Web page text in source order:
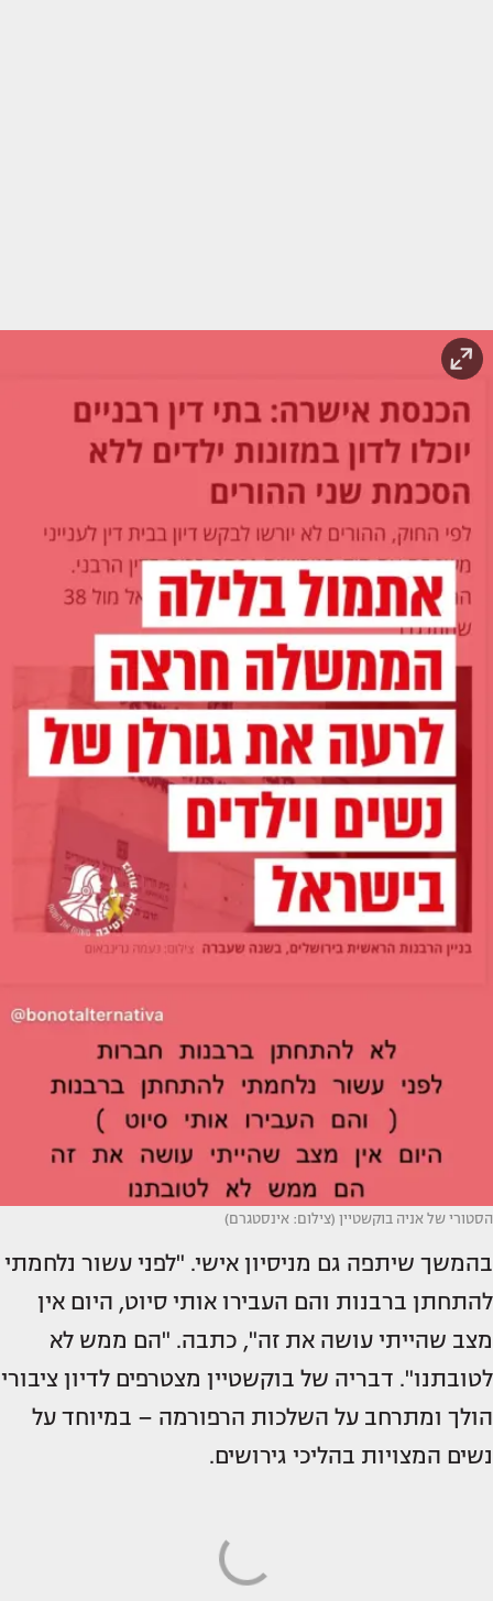
הסטורי של אניה בוקשטיין (צילום: אינסטגרם)
בהמשך שיתפה גם מניסיון אישי. "לפני עשור נלחמתי
להתחתן ברבנות והם העבירו אותי סיוט, היום אין
מצב שהייתי עושה את זה", כתבה. "הם ממש לא
לטובתנו". דבריה של בוקשטיין מצטרפים לדיון ציבורי
הולך ומתרחב על השלכות הרפורמה – במיוחד על
נשים המצויות בהליכי גירושים.